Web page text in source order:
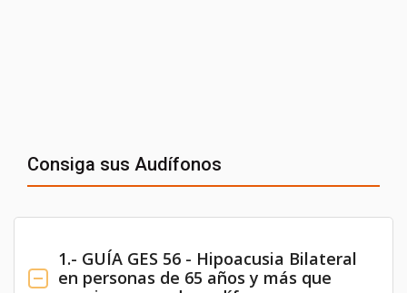
Consiga sus Audífonos
1.- GUÍA GES 56 - Hipoacusia Bilateral
en personas de 65 años y más que